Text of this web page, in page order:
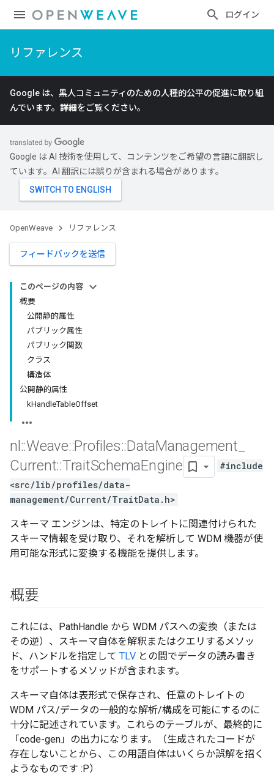
ログイン
リファレンス
Google は、黒人コミュニティのための人種的公平の促進に取り組
んでいます。 詳細をご覧ください。
Google は AI 技術を使用して、コンテンツをご希望の言語に翻訳し
ています。AI 翻訳には誤りが含まれる場合があります。
OpenWeave リファレンス
フィードバックを送信
このページの内容
概要
公開静的属性
パブリック属性
パブリック関数
クラス
構造体
公開静的属性
kHandleTableOffset
nl ::Weave::Profiles::DataManagement
Current::TraitSchemaEngine
#include
<src/lib/profiles/data-
management/Current/TraitData.h>
スキーマ エンジンは、特定のトレイトに関連付けられた
スキーマ情報を受け取り、それを解析して WDM 機器が使
用可能な形式に変換する機能を提供します。
概要
これには、PathHandle から WDM パスへの変換（または
その逆）、スキーマ自体を解釈またはクエリするメソッ
ド、ハンドルを指定して TLV との間でデータの読み書き
をサポートするメソッドが含まれます。
スキーマ自体は表形式で保存され、任意のトレイトの
WDM パス/データの一般的な解析/構成を可能にするのに
十分に記述されています。これらのテーブルが、最終的に
「code-gen」の出力になります。（生成されたコードが
存在しないことから、この用語自体はいくらか誤解を招く
ようなものです :P）